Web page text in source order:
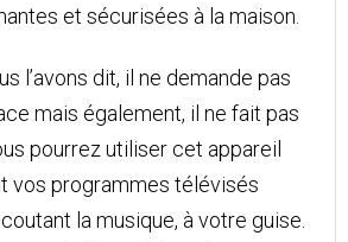
et sécurisées à la maison.
l’avons dit, il ne demande pas
mais également, il ne fait pas
pourrez utiliser cet appareil
vos programmes télévisés
la musique, à votre guise.